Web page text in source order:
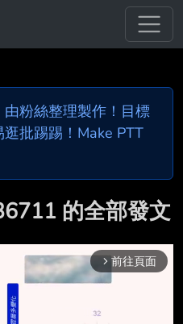
粉絲整理製作！目標
批踢踢！Make PTT
的全部發文
arrow_forward_ios 前往頁面